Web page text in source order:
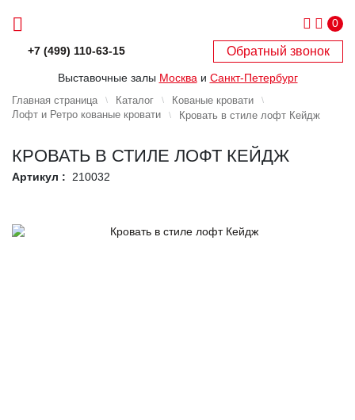
0
+7 (499) 110-63-15 Обратный звонок
Выставочные залы Москва и Санкт-Петербург
Главная страница Каталог
Кованые кровати
Лофт и Ретро кованые кровати
Кровать в стиле лофт Кейдж
КРОВАТЬ В СТИЛЕ ЛОФТ КЕЙДЖ
Артикул : 210032